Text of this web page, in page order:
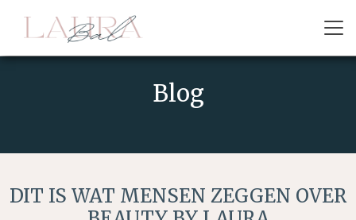
Blog
DIT IS WAT MENSEN ZEGGEN OVER